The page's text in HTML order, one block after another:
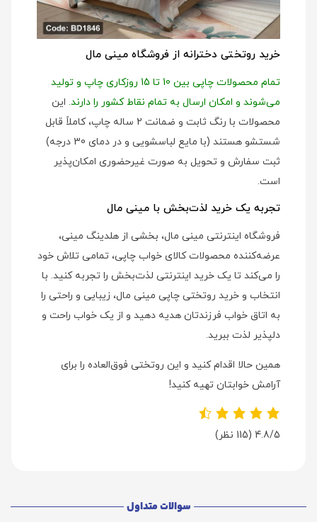
خرید روتختی دخترانه از فروشگاه مینی مال
تمام محصولات چاپی بین 10 تا 15 روزکاری چاپ و تولید
می‌شوند و امکان ارسال به تمام نقاط کشور را دارند. این
محصولات با رنگ ثابت و ضمانت 2 ساله چاپ، کاملاً قابل
شستشو هستند (با مایع لباسشویی و در دمای 30 درجه)
ثبت سفارش و تحویل به صورت غیرحضوری امکان‌پذیر
است.
تجربه یک خرید لذت‌بخش با مینی مال
فروشگاه اینترنتی مینی مال، بخشی از هلدینگ مینی،
عرضه‌کننده محصولات کالای خواب چاپی، تمامی تلاش خود
را می‌کند تا یک خرید اینترنتی لذت‌بخش را تجربه کنید. با
انتخاب و خرید روتختی چاپی مینی مال، زیبایی و راحتی را
به اتاق خواب فرزندتان هدیه دهید و از یک خواب راحت و
دلپذیر لذت ببرید.
همین حالا اقدام کنید و این روتختی فوق‌العاده را برای
آرامش خوابتان تهیه کنید!
4.8/5 (115 نظر)
سوالات متداول